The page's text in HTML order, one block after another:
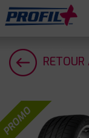
PROMO